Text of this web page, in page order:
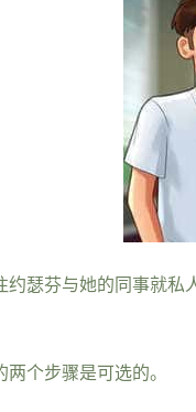
瑟芬与她的同事就
个步骤是可选的。